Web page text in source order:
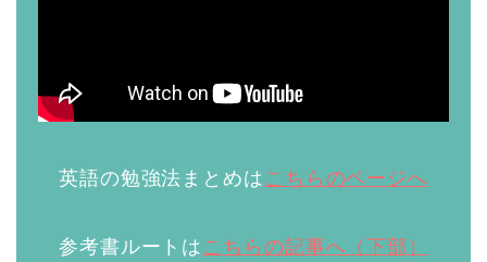
英語の勉強法まとめは こちらのページへ
参考書ルートは こちらの記事へ（下部）